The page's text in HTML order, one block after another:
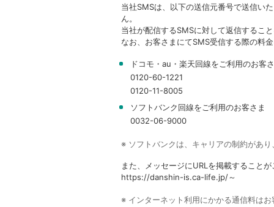
当社SMSは、以下の送信元番号で送信い
ん。
当社が配信するSMSに対して返信するこ
なお、お客さまにてSMS受信する際の料
ドコモ・au・楽天回線をご利用のお客
0120-60-1221
0120-11-8005
ソフトバンク回線をご利用のお客さま
0032-06-9000
※ ソフトバンクは、キャリアの制約があ
また、メッセージにURLを掲載すること
https://danshin-is.ca-life.jp/～
※ インターネット利用にかかる通信料は